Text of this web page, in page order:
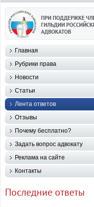
Главная
Рубрики права
Новости
Статьи
Лента ответов
Отзывы
Почему бесплатно?
Задать вопрос адвокату
Реклама на сайте
Контакты
Последние ответы